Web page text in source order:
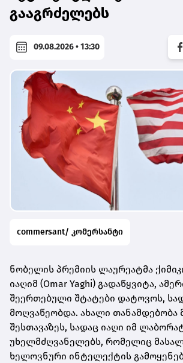
გააგრძელებს
09.08.2026 • 13:30
commersant/ კომერსანტი
ნობელის პრემიის ლაურეატმა
იაღიმ (Omar Yaghi) გადაწყვიტა,
შეერთებული შტატები დატოვოს,
მოღვაწეობდა. ახალი თანამდებობა
შესთავაზეს, სადაც იაღი იმ
უხელმძღვანელებს, რომელიც
ხელოვნური ინტელექტის